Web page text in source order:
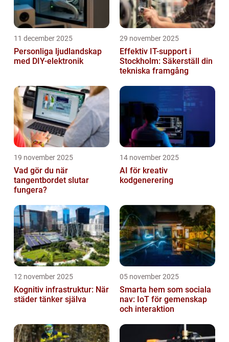
11 december 2025
Personliga ljudlandskap
med DIY-elektronik
29 november 2025
Effektiv IT-support i
Stockholm: Säkerställ din
tekniska framgång
19 november 2025
Vad gör du när
tangentbordet slutar
fungera?
14 november 2025
AI för kreativ
kodgenerering
12 november 2025
Kognitiv infrastruktur: När
städer tänker själva
05 november 2025
Smarta hem som sociala
nav: IoT för gemenskap
och interaktion